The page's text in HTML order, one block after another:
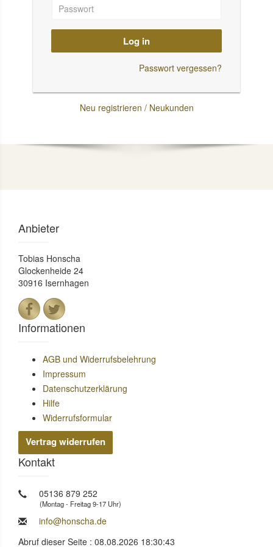
Log in
Passwort vergessen?
Neu registrieren / Neukunden
Anbieter
Tobias Honscha
Glockenheide 24
30916 Isernhagen
Informationen
AGB und Widerrufsbelehrung
Impressum
Datenschutzerklärung
Hilfe
Widerrufsformular
Vertrag widerrufen
Kontakt
05136 879 252
(Montag - Freitag 9-17 Uhr)
info@honscha.de
Abruf dieser Seite : 08.08.2026 18:30:43